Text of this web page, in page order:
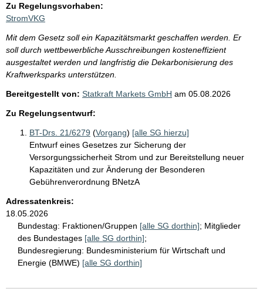
i
s
s
e
p
r
o
e
Zu Regelungsvorhaben:
StromVKG
Mit dem Gesetz soll ein Kapazitätsmarkt geschaffen werden. Er
soll durch wettbewerbliche Ausschreibungen kosteneffizient
ausgestaltet werden und langfristig die Dekarbonisierung des
Kraftwerksparks unterstützen.
Bereitgestellt von: Statkraft Markets GmbH am 05.08.2026
Zu Regelungsentwurf:
BT-Drs. 21/6279 (Vorgang) [alle SG hierzu]
Entwurf eines Gesetzes zur Sicherung der
Versorgungssicherheit Strom und zur Bereitstellung neuer
Kapazitäten und zur Änderung der Besonderen
Gebührenverordnung BNetzA
Adressatenkreis:
18.05.2026
Bundestag: Fraktionen/Gruppen [alle SG dorthin]; Mitglieder
des Bundestages [alle SG dorthin];
Bundesregierung: Bundesministerium für Wirtschaft und
Energie (BMWE) [alle SG dorthin]